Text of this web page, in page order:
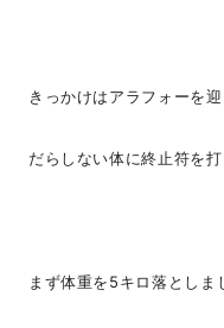
きっかけはアラフォーを迎
だらしない体に終止符を
まず体重を5キロ落としま